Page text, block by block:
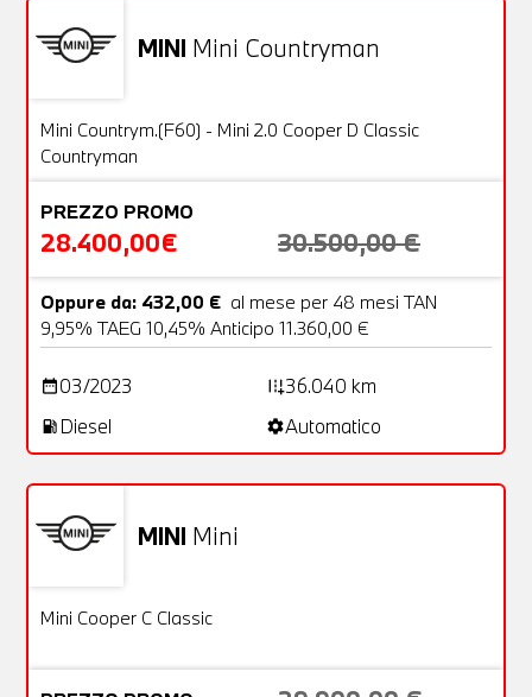
MINI Mini Countryman
OFFERTA
Mini Countrym.(F60) - Mini 2.0 Cooper D Classic
Countryman
PREZZO PROMO
28.400,00€ 30.500,00 €
Oppure da: 432,00 € al mese per 48 mesi TAN
9,95% TAEG 10,45% Anticipo 11.360,00 €
date_range03/2023 add_road36.040 km
local_gas_station Diesel settingsAutomatico
MINI Mini
Mini Cooper C Classic